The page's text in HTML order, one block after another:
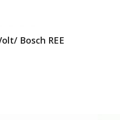
Bosch REE